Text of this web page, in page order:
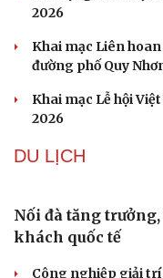
VĂN HÓA
Cần một hệ sinh
nhạc lệch chuẩn
chuyện cùng công
2026
Khai mạc Liên hoan
đường phố Quy